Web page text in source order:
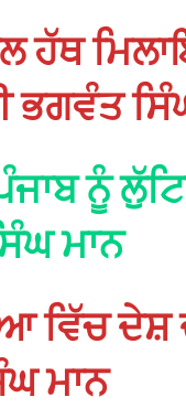
ਹੱਥ
ਭਗਵੰਤ
ਪੰਜਾਬ ਨੂੰ
ਮਾਨ
ਵਿੱਚ
ਮਾਨ